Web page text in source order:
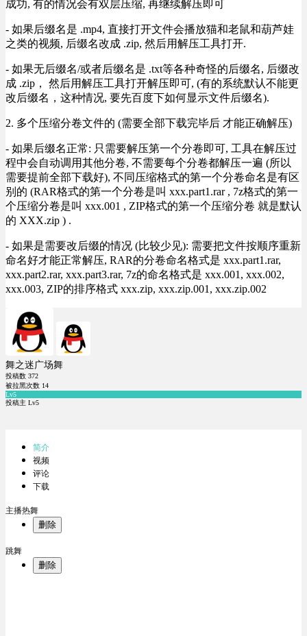
成功, 有的情况会有双层压缩, 再继续解压即可
- 如果后缀名是 .mp4, 直接打开文件会播放猫和老鼠和葫芦娃
之类的视频, 后缀名改成 .zip, 然后用解压工具打开.
- 如果无后缀名/或者后缀名是 .txt等各种奇怪的后缀名, 后缀改
成 .zip， 然后用解压工具打开解压即可, (有的系统默认不能更
改后缀名，这种情况, 要先百度下如何显示文件后缀名).
2. 多个压缩分卷文件的 (需要全部下载完毕后 才能正确解压)
- 如果后缀名正常: 只需要解压第一个分卷即可, 工具在解压过
程中会自动调用其他分卷, 不需要每个分卷都解压一遍 (所以
需要提前全部下载好), 不同压缩格式的第一个分卷命名是有区
别的 (RAR格式的第一个分卷是叫 xxx.part1.rar , 7z格式的第一
个压缩分卷是叫 xxx.001 , ZIP格式的第一个压缩分卷 就是默认
的 XXX.zip ) .
- 如果是需要改后缀的情况 (比较少见): 需要把文件按顺序重新
命名好才能正常解压, RAR的分卷命名格式是 xxx.part1.rar,
xxx.part2.rar, xxx.part3.rar, 7z的命名格式是 xxx.001, xxx.002,
xxx.003, ZIP的排序格式 xxx.zip, xxx.zip.001, xxx.zip.002
舞之迷广场舞
投稿数 372
被拉黑次数 14
Lv5
投稿主 Lv5
简介
视频
评论
下载
主播热舞
删除
跳舞
删除